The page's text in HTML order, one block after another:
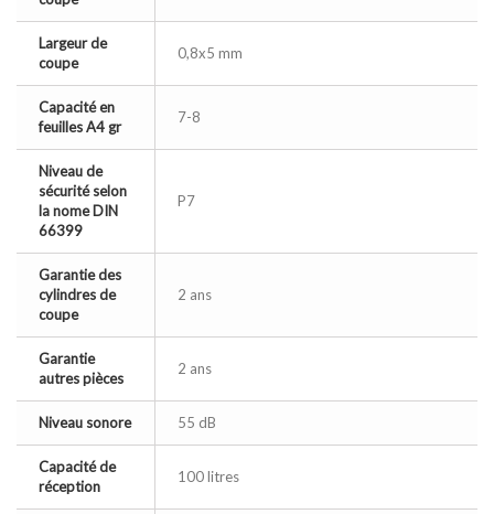
Largeur de
coupe
0,8x5 mm
Capacité en
feuilles A4 gr
7-8
Niveau de
sécurité selon
la nome DIN
66399
P7
Garantie des
cylindres de
coupe
2 ans
Garantie
autres pièces
2 ans
Niveau sonore 55 dB
Capacité de
réception
100 litres